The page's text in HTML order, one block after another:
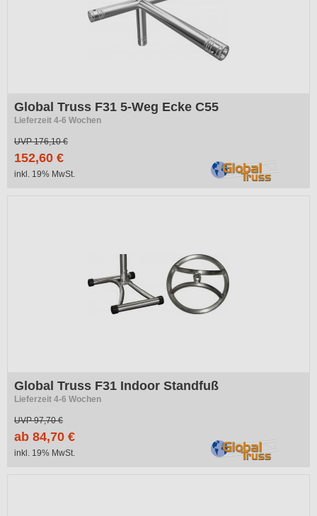
Global Truss F31 5-Weg Ecke C55
Lieferzeit 4-6 Wochen
UVP176,10 €
152,60 €
inkl. 19% MwSt.
Global Truss F31 Indoor Standfuß
Lieferzeit 4-6 Wochen
UVP97,70 €
ab 84,70 €
inkl. 19% MwSt.